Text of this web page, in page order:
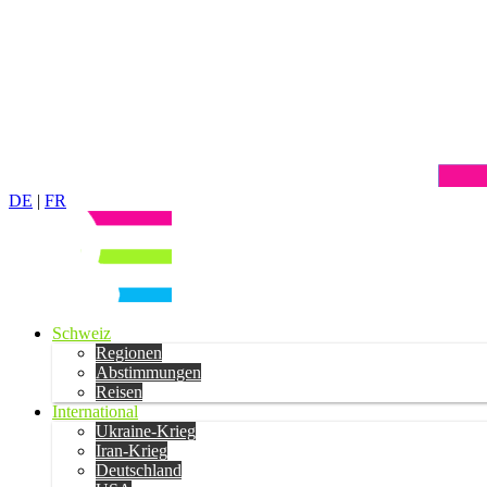
DE | FR
Schweiz
Regionen
Abstimmungen
Reisen
International
Ukraine-Krieg
Iran-Krieg
Deutschland